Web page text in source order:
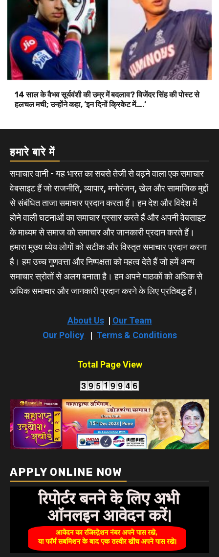
14 साल के वैभव सूर्यवंशी की उम्र में बदलाव? विजेंदर सिंह की पोस्ट से
हलचल मची; उन्होंने कहा, ‘इन दिनों क्रिकेट में….’
हमारे बारे में
समाचार वानी - यह भारत का सबसे तेजी से बढ़ने वाला एक समाचार
वेबसाइट हैं जो राजनीति, व्यापार, मनोरंजन, खेल और सामाजिक मुद्दों
से संबंधित ताजा समाचार प्रदान करता हैं। हम देश और विदेश में
होने वाली घटनाओं का समाचार प्रसार करते हैं और अपनी वेबसाइट
के माध्यम से समाज को समाचार और जानकारी प्रदान करते हैं।
हमारा मुख्य ध्येय लोगों को सटीक और विस्तृत समाचार प्रदान करना
है। हम उच्च गुणवत्ता और निष्पक्षता को महत्व देते हैं जो हमें अन्य
समाचार स्रोतों से अलग बनाता है। हम अपने पाठकों को अधिक से
अधिक समाचार और जानकारी प्रदान करने के लिए प्रतिबद्ध हैं।
About Us| Our Team
Our Policy
| Terms & Conditions
Total Page View
APPLY ONLINE NOW